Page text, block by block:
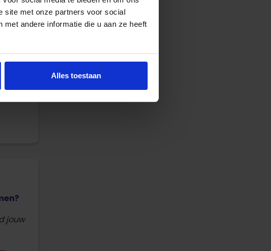
site met onze partners voor social
andere informatie die u aan ze heeft
Alles toestaan
jouw